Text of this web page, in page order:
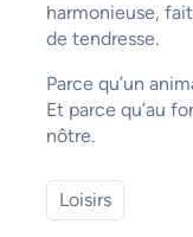
harmonieuse,
de tendresse.
Parce qu’un
Et parce qu’au
nôtre.
Loisirs